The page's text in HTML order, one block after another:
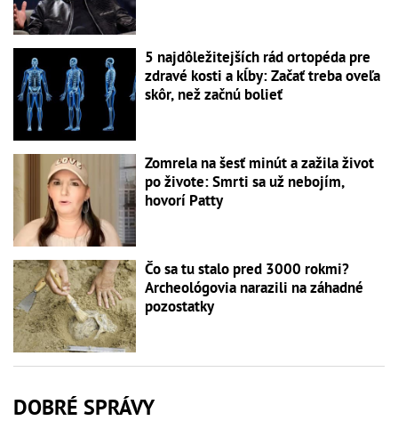
5 najdôležitejších rád ortopéda pre
zdravé kosti a kĺby: Začať treba oveľa
skôr, než začnú bolieť
Zomrela na šesť minút a zažila život
po živote: Smrti sa už nebojím,
hovorí Patty
Čo sa tu stalo pred 3000 rokmi?
Archeológovia narazili na záhadné
pozostatky
DOBRÉ SPRÁVY